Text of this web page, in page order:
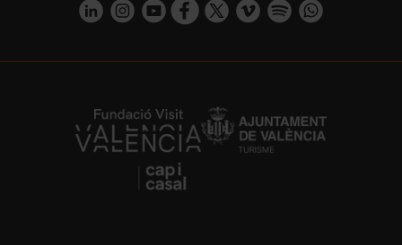
https://www.linkedin.com/company/turismo-valencia/mycompany/
https://www.instagram.com/visit_valencia/
https://www.youtube.com/user/
https://www.facebook.com/
https://twitter.com/
https://vimeo.com/
https://https://api.whatsapp.com/
https://fundacion.visitvalencia.com/